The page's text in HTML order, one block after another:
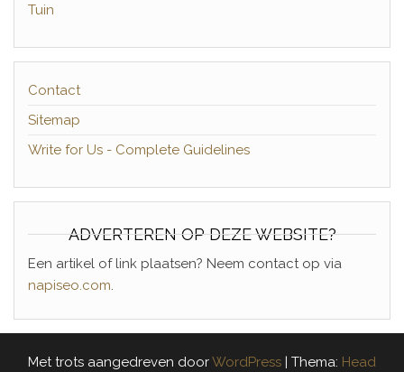
Tuin
Contact
Sitemap
Write for Us - Complete Guidelines
ADVERTEREN OP DEZE WEBSITE?
Een artikel of link plaatsen? Neem contact op via
napiseo.com.
Met trots aangedreven doorWordPress Thema: Head